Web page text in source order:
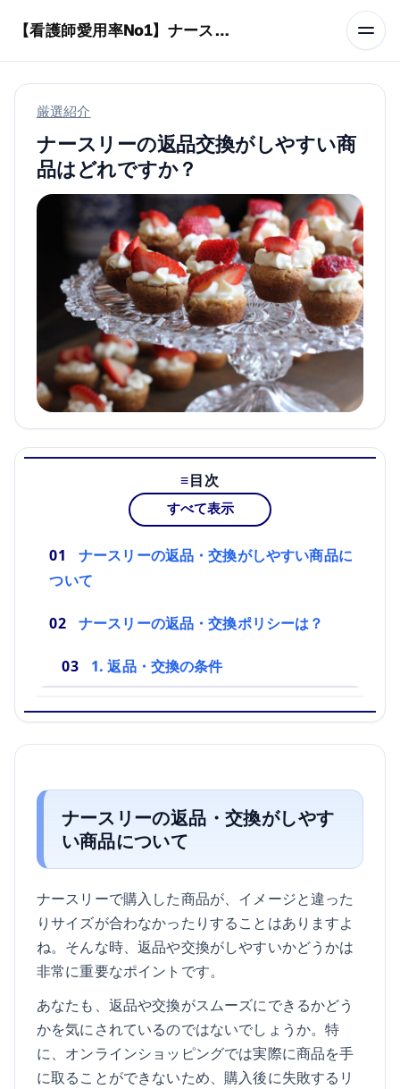
【看護師愛用率No1】ナースリーで人気の商品はコレ
厳選紹介
ナースリーの返品交換がしやすい商
品はどれですか？
目次
すべて表示
ナースリーの返品・交換がしやすい商品に
ついて
ナースリーの返品・交換ポリシーは？
1. 返品・交換の条件
ナースリーの返品・交換がしやす
い商品について
ナースリーで購入した商品が、イメージと違った
りサイズが合わなかったりすることはありますよ
ね。そんな時、返品や交換がしやすいかどうかは
非常に重要なポイントです。
あなたも、返品や交換がスムーズにできるかどう
かを気にされているのではないでしょうか。特
に、オンラインショッピングでは実際に商品を手
に取ることができないため、購入後に失敗するリ